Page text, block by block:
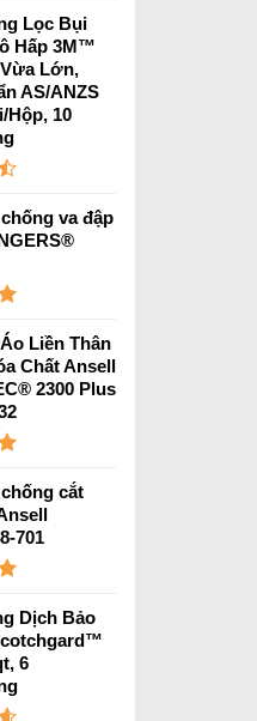
Lọc Bụi
Hấp 3M™
Lớn,
AS/ANZS
Hộp, 10
va đập
Liền Thân
Chất Ansell
2300 Plus
cắt
701
Dịch Bảo
6